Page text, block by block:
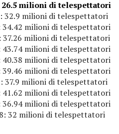
26.5 milioni di telespettatori
32.9 milioni di telespettatori
34.42 milioni di telespettatori
37.26 milioni di telespettatori
43.74 milioni di telespettatori
40.38 milioni di telespettatori
39.46 milioni di telespettatori
37.9 milioni di telespettatori
41.62 milioni di telespettatori
36.94 milioni di telespettatori
32 milioni di telespettatori